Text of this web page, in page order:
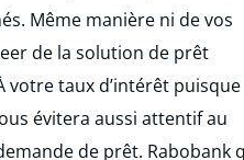
Même manière ni de vos
de la solution de prêt
votre taux d’intérêt puisque
évitera aussi attentif au
de prêt. Rabobank